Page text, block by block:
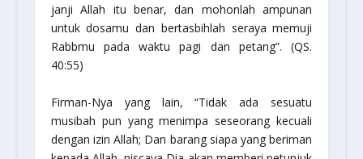
janji Allah itu benar, dan mohonlah ampunan
untuk dosamu dan bertasbihlah seraya memuji
Rabbmu pada waktu pagi dan petang”. (QS.
40:55)
Firman-Nya yang lain,“Tidak ada sesuatu
musibah pun yang menimpa seseorang kecuali
dengan izin Allah; Dan barang siapa yang beriman